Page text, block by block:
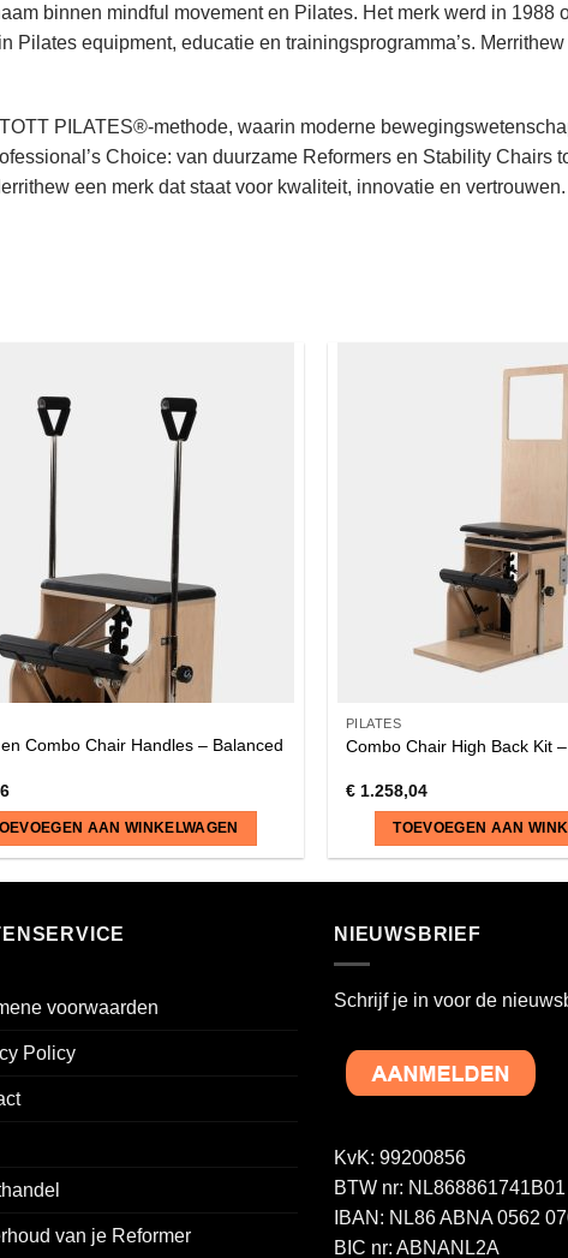
binnen mindful movement en Pilates. Het merk werd in
equipment, educatie en trainingsprogramma’s.
PILATES®-methode, waarin moderne
Choice: van duurzame Reformers en Stability Chairs
een merk dat staat voor kwaliteit, innovatie en
Combo Chair Handles – Balanced
AAN WINKELWAGEN
PILATES
Combo Chair High Back Kit
€1.258,04
TOEVOEGEN AAN
voorwaarden
Policy
van je Reformer
NIEUWSBRIEF
Schrijf je in voor de
KvK: 99200856
BTW nr: NL868861741B01
IBAN: NL86 ABNA 0562
BIC nr: ABNANL2A